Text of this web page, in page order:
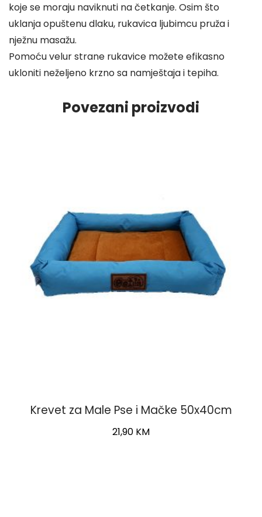
koje se moraju naviknuti na četkanje. Osim što
uklanja opuštenu dlaku, rukavica ljubimcu pruža i
nježnu masažu.
Pomoću velur strane rukavice možete efikasno
ukloniti neželjeno krzno sa namještaja i tepiha.
Povezani proizvodi
Krevet za Male Pse i Mačke 50x40cm
21,90 KM